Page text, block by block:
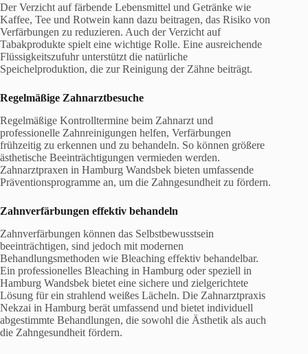
Der Verzicht auf färbende Lebensmittel und Getränke wie
Kaffee, Tee und Rotwein kann dazu beitragen, das Risiko von
Verfärbungen zu reduzieren. Auch der Verzicht auf
Tabakprodukte spielt eine wichtige Rolle. Eine ausreichende
Flüssigkeitszufuhr unterstützt die natürliche
Speichelproduktion, die zur Reinigung der Zähne beiträgt.
Regelmäßige Zahnarztbesuche
Regelmäßige Kontrolltermine beim Zahnarzt und
professionelle Zahnreinigungen helfen, Verfärbungen
frühzeitig zu erkennen und zu behandeln. So können größere
ästhetische Beeinträchtigungen vermieden werden.
Zahnarztpraxen in Hamburg Wandsbek bieten umfassende
Präventionsprogramme an, um die Zahngesundheit zu fördern.
Zahnverfärbungen effektiv behandeln
Zahnverfärbungen können das Selbstbewusstsein
beeinträchtigen, sind jedoch mit modernen
Behandlungsmethoden wie Bleaching effektiv behandelbar.
Ein professionelles Bleaching in Hamburg oder speziell in
Hamburg Wandsbek bietet eine sichere und zielgerichtete
Lösung für ein strahlend weißes Lächeln. Die Zahnarztpraxis
Nekzai in Hamburg berät umfassend und bietet individuell
abgestimmte Behandlungen, die sowohl die Ästhetik als auch
die Zahngesundheit fördern.